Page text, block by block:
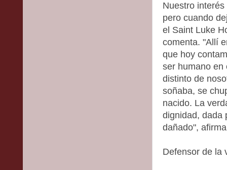
Nuestro
pero cuando
el Saint Luke
comenta. "Allí
que hoy
ser humano en
distinto de
soñaba, se
nacido. La
dignidad, dada
dañado",
Defensor de la